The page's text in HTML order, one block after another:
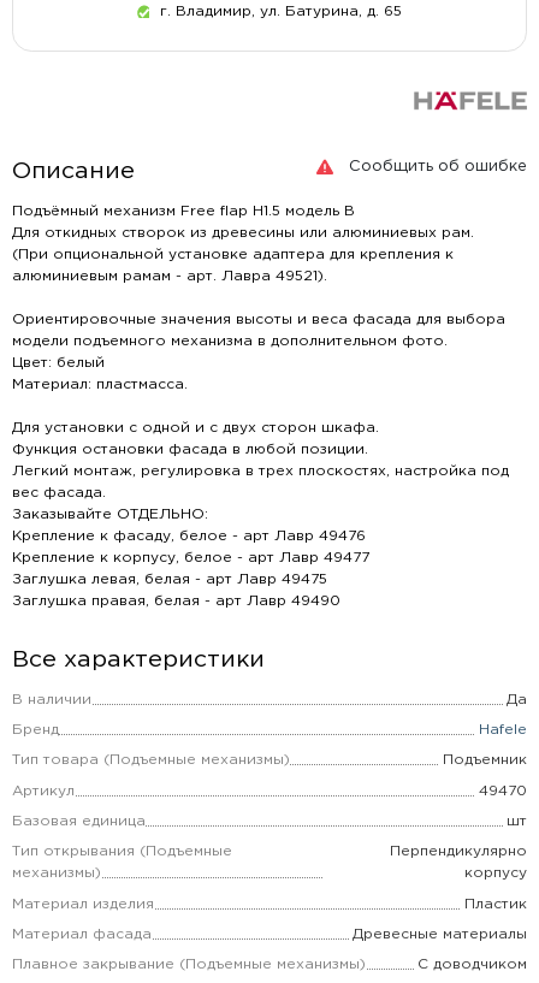
г. Владимир, ул. Батурина, д. 65
Сообщить об ошибке
Описание
Подъёмный механизм Free flap H1.5 модель В
Для откидных створок из древесины или алюминиевых рам.
(При опциональной установке адаптера для крепления к
алюминиевым рамам - арт. Лавра 49521).
Ориентировочные значения высоты и веса фасада для выбора
модели подъемного механизма в дополнительном фото.
Цвет: белый
Материал: пластмасса.
Для установки с одной и с двух сторон шкафа.
Функция остановки фасада в любой позиции.
Легкий монтаж, регулировка в трех плоскостях, настройка под
вес фасада.
Заказывайте ОТДЕЛЬНО:
Крепление к фасаду, белое - арт Лавр 49476
Крепление к корпусу, белое - арт Лавр 49477
Заглушка левая, белая - арт Лавр 49475
Заглушка правая, белая - арт Лавр 49490
Все характеристики
В наличии Да
Бренд Hafele
Тип товара (Подъемные механизмы) Подъемник
Артикул 49470
Базовая единица шт
Тип открывания (Подъемные
механизмы)
Перпендикулярно
корпусу
Материал изделия Пластик
Материал фасада Древесные материалы
Плавное закрывание (Подъемные механизмы) С доводчиком